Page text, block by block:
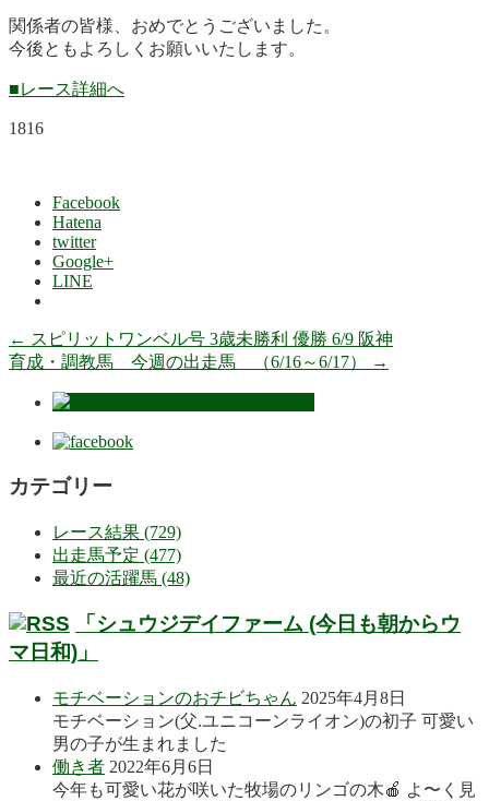
関係者の皆様、おめでとうございました。
今後ともよろしくお願いいたします。
■レース詳細へ
1816
Facebook
Hatena
twitter
Google+
LINE
← スピリットワンベル号 3歳未勝利 優勝 6/9 阪神
育成・調教馬 今週の出走馬 （6/16～6/17）
→
カテゴリー
レース結果 (729)
出走馬予定 (477)
最近の活躍馬 (48)
「シュウジデイファーム (今日も朝からウ
マ日和)」
モチベーションのおチビちゃん 2025年4月8日
モチベーション(父.ユニコーンライオン)の初子 可愛い
男の子が生まれました
働き者 2022年6月6日
今年も可愛い花が咲いた牧場のリンゴの木🍎 よ〜く見